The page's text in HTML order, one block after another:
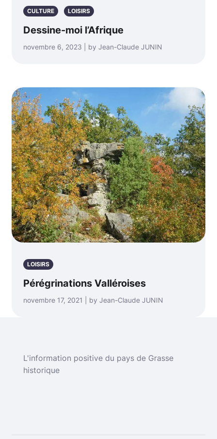
CULTURE LOISIRS
Dessine-moi l’Afrique
novembre 6, 2023 | by Jean-Claude JUNIN
LOISIRS
Pérégrinations Valléroises
novembre 17, 2021 | by Jean-Claude JUNIN
L'information positive du pays de Grasse
historique